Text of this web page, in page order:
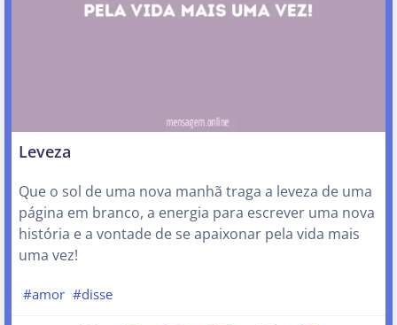
Leveza
Que o sol de uma nova manhã traga a leveza de uma
página em branco, a energia para escrever uma nova
história e a vontade de se apaixonar pela vida mais
uma vez!
#amor #disse